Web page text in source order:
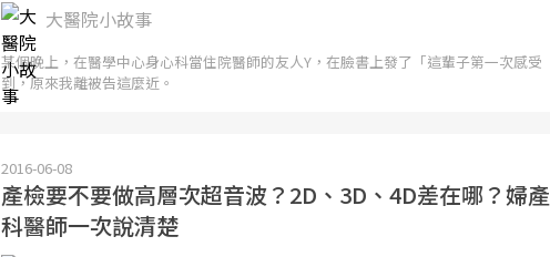
大醫院小故事
某個晚上，在醫學中心身心科當住院醫師的友人Y，在臉書上發了「這輩子第一次感受
到，原來我離被告這麼近。
2016-06-08
產檢要不要做高層次超音波？2D、3D、4D差在哪？婦產
科醫師一次說清楚